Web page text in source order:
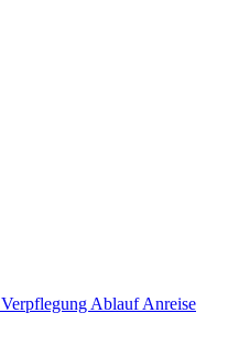
Verpflegung AblaufAnreise